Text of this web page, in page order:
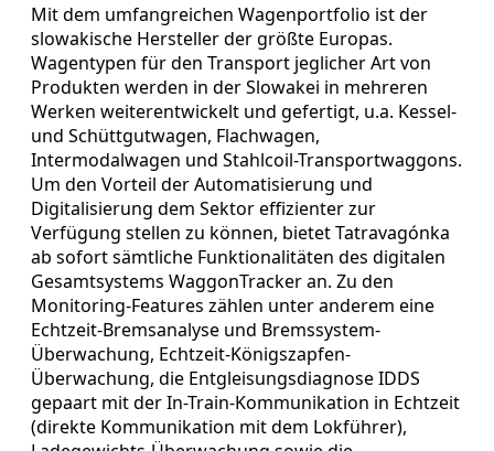
Mit dem umfangreichen Wagenportfolio ist der
slowakische Hersteller der größte Europas.
Wagentypen für den Transport jeglicher Art von
Produkten werden in der Slowakei in mehreren
Werken weiterentwickelt und gefertigt, u.a. Kessel-
und Schüttgutwagen, Flachwagen,
Intermodalwagen und Stahlcoil-Transportwaggons.
Um den Vorteil der Automatisierung und
Digitalisierung dem Sektor effizienter zur
Verfügung stellen zu können, bietet Tatravagónka
ab sofort sämtliche Funktionalitäten des digitalen
Gesamtsystems WaggonTracker an. Zu den
Monitoring-Features zählen unter anderem eine
Echtzeit-Bremsanalyse und Bremssystem-
Überwachung, Echtzeit-Königszapfen-
Überwachung, die Entgleisungsdiagnose IDDS
gepaart mit der In-Train-Kommunikation in Echtzeit
(direkte Kommunikation mit dem Lokführer),